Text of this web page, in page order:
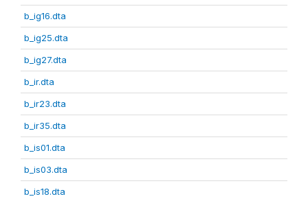
b_ig16.dta
b_ig25.dta
b_ig27.dta
b_ir.dta
b_ir23.dta
b_ir35.dta
b_is01.dta
b_is03.dta
b_is18.dta